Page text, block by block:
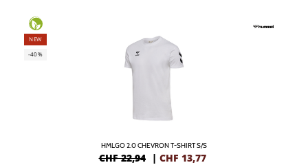
NEW
-40%
HMLGO 2.0 CHEVRON T-SHIRT S/S
CHF 22,94 | CHF 13,77